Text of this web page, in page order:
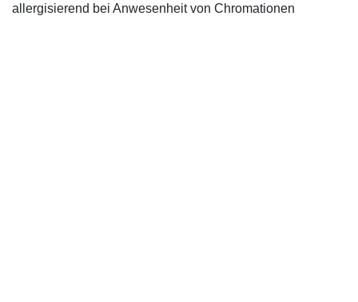
allergisierend bei Anwesenheit von Chromationen